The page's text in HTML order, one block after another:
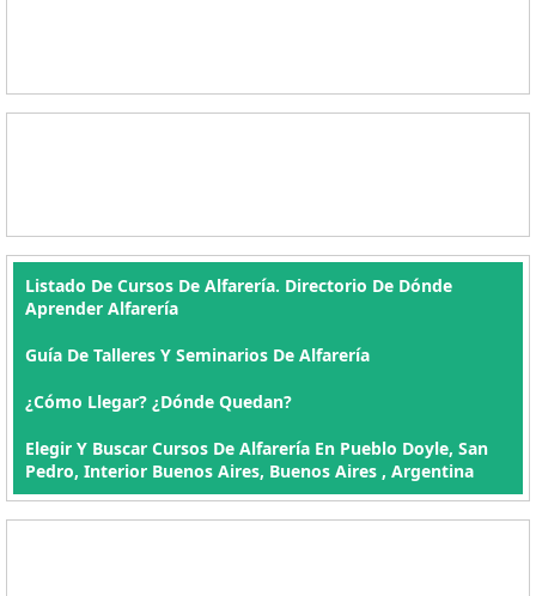
Listado De Cursos De Alfarería. Directorio De Dónde
Aprender Alfarería
Guía De Talleres Y Seminarios De Alfarería
¿Cómo Llegar? ¿Dónde Quedan?
Elegir Y Buscar Cursos De Alfarería En Pueblo Doyle, San
Pedro, Interior Buenos Aires, Buenos Aires , Argentina